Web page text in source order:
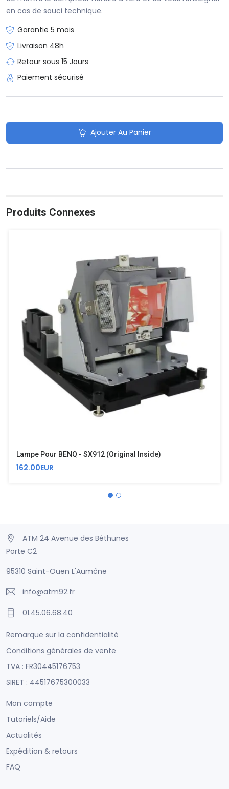
en cas de souci technique.
Garantie 5 mois
Livraison 48h
Retour sous 15 Jours
Paiement sécurisé
Ajouter Au Panier
Produits Connexes
Lampe Pour BENQ - SX912 (Original Inside)
162.00EUR
ATM 24 Avenue des Béthunes
Porte C2
95310 Saint-Ouen L'Aumône
info@atm92.fr
01.45.06.68.40
Remarque sur la confidentialité
Conditions générales de vente
TVA : FR30445176753
SIRET : 44517675300033
Mon compte
Tutoriels/Aide
Actualités
Expédition & retours
FAQ